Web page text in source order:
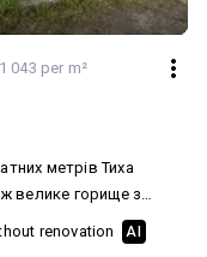
043 per m²
метрів Тиха
renovation AI